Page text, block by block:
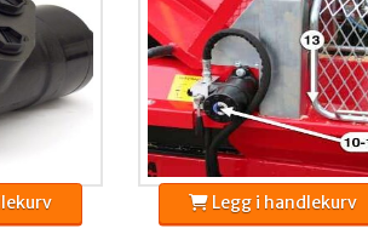
Legg i handlekurv